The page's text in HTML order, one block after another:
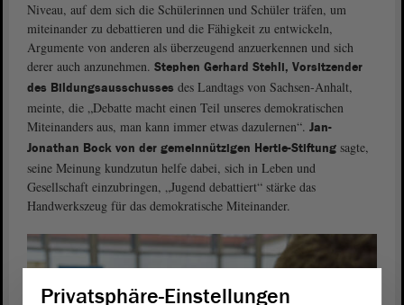
Niveau, auf dem sich die Schülerinnen und Schüler träfen, um
miteinander zu debattieren und die Fähigkeit zu entwickeln,
Argumente von anderen als überzeugend anzuerkennen und sich
derer auch anzunehmen. Stephen Gerhard Stehli, Vorsitzender
des Bildungsausschusses des Landtags von Sachsen-Anhalt,
meinte, die „Debatte macht einen Teil unseres demokratischen
Miteinanders aus, man kann immer etwas dazulernen“. Jan-
Jonathan Bock von der gemeinnützigen Hertie-Stiftung sagte,
seine Meinung kundzutun helfe dabei, sich in Leben und
Gesellschaft einzubringen, „Jugend debattiert“ stärke das
Handwerkszeug für das demokratische Miteinander.
Privatsphäre-Einstellungen